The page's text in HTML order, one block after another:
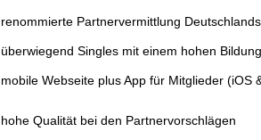
renommierte Partnervermittlung
überwiegend Singles mit einem hohen
mobile Webseite plus App für Mitglieder (iOS
hohe Qualität bei den Partnervorschlägen